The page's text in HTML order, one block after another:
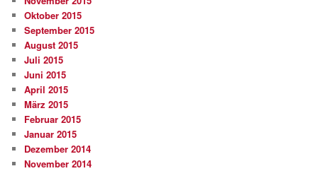
Oktober 2015
September 2015
August 2015
Juli 2015
Juni 2015
April 2015
März 2015
Februar 2015
Januar 2015
Dezember 2014
November 2014